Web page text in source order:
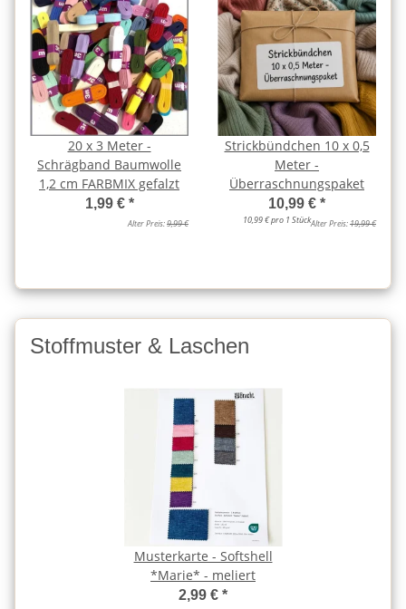
20 x 3 Meter -
Schrägband Baumwolle
1,2 cm FARBMIX gefalzt
1,99 € *
Alter Preis:9,99 €
Strickbündchen 10 x 0,5
Meter -
Überraschnungspaket
10,99 € *
10,99 € pro 1 StückAlter Preis:19,99 €
Stoffmuster & Laschen
Musterkarte - Softshell
*Marie* - meliert
2,99 € *